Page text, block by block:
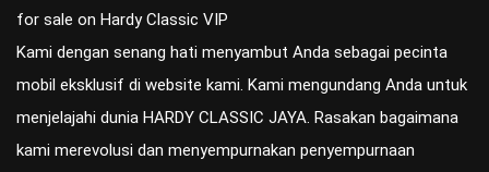
for sale on Hardy Classic VIP
Kami dengan senang hati menyambut Anda sebagai pecinta
mobil eksklusif di website kami. Kami mengundang Anda untuk
menjelajahi dunia HARDY CLASSIC JAYA. Rasakan bagaimana
kami merevolusi dan menyempurnakan penyempurnaan